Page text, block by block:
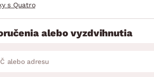
s Quatro
alebo vyzdvihnutia